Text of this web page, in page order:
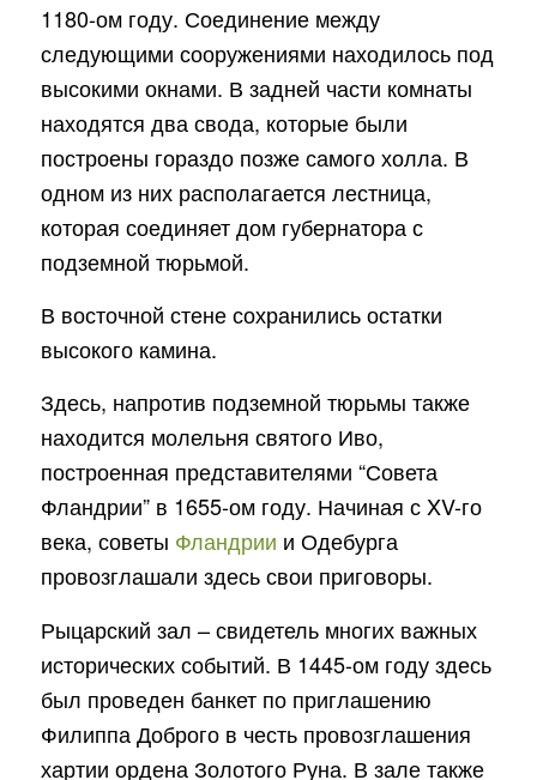
1180-ом году. Соединение между
следующими сооружениями находилось под
высокими окнами. В задней части комнаты
находятся два свода, которые были
построены гораздо позже самого холла. В
одном из них располагается лестница,
которая соединяет дом губернатора с
подземной тюрьмой.
В восточной стене сохранились остатки
высокого камина.
Здесь, напротив подземной тюрьмы также
находится молельня святого Иво,
построенная представителями “Совета
Фландрии” в 1655-ом году. Начиная с XV-го
века, советы Фландрии и Одебурга
провозглашали здесь свои приговоры.
Рыцарский зал – свидетель многих важных
исторических событий. В 1445-ом году здесь
был проведен банкет по приглашению
Филиппа Доброго в честь провозглашения
хартии ордена Золотого Руна. В зале также